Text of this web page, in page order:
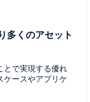
多くのアセット
とで実現する優れ
ケースやアプリケ